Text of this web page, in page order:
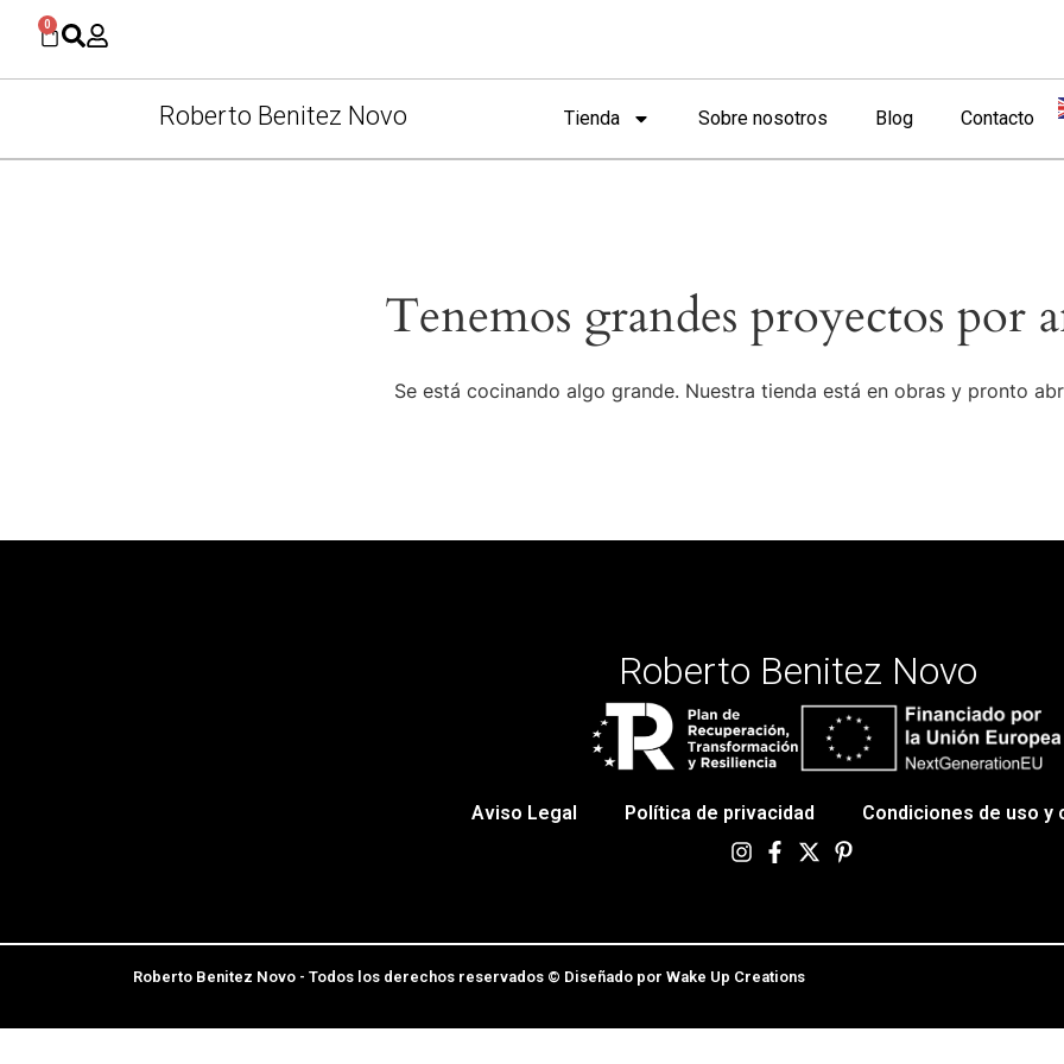
0
Roberto Benitez Novo Tienda Sobre nosotros Blog Contacto
Tenemos grandes proyectos por
Se está cocinando algo grande. Nuestra tienda está en obras y pronto
Roberto Benitez Novo
Aviso Legal Política de privacidad Condiciones de uso y
Roberto Benitez Novo - Todos los derechos reservados © Diseñado por Wake Up Creations